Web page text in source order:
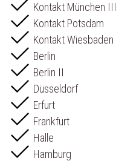
Kontakt München III
Kontakt Potsdam
Kontakt Wiesbaden
Berlin
Berlin II
Düsseldorf
Erfurt
Frankfurt
Halle
Hamburg